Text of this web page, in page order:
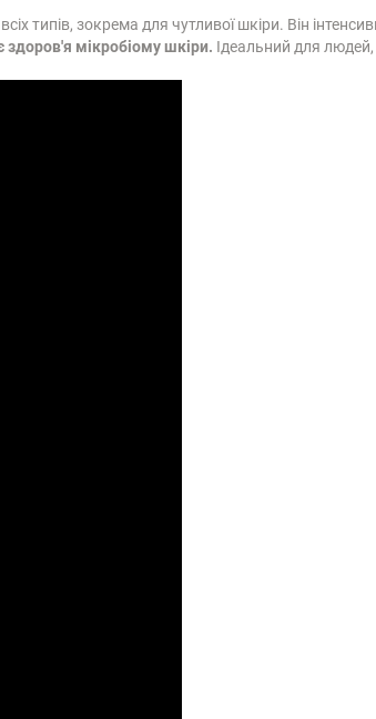
типів, зокрема для чутливої шкіри. Він
здоров'я мікробіому шкіри. Ідеальний для людей,